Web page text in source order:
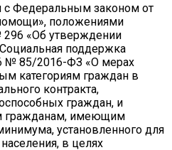
с Федеральным законом от
положениями
296 «Об утверждении
поддержка
№ 85/2016-ФЗ «О мерах
категориям граждан в
контракта,
граждан, и
гражданам, имеющим
установленного для
в целях